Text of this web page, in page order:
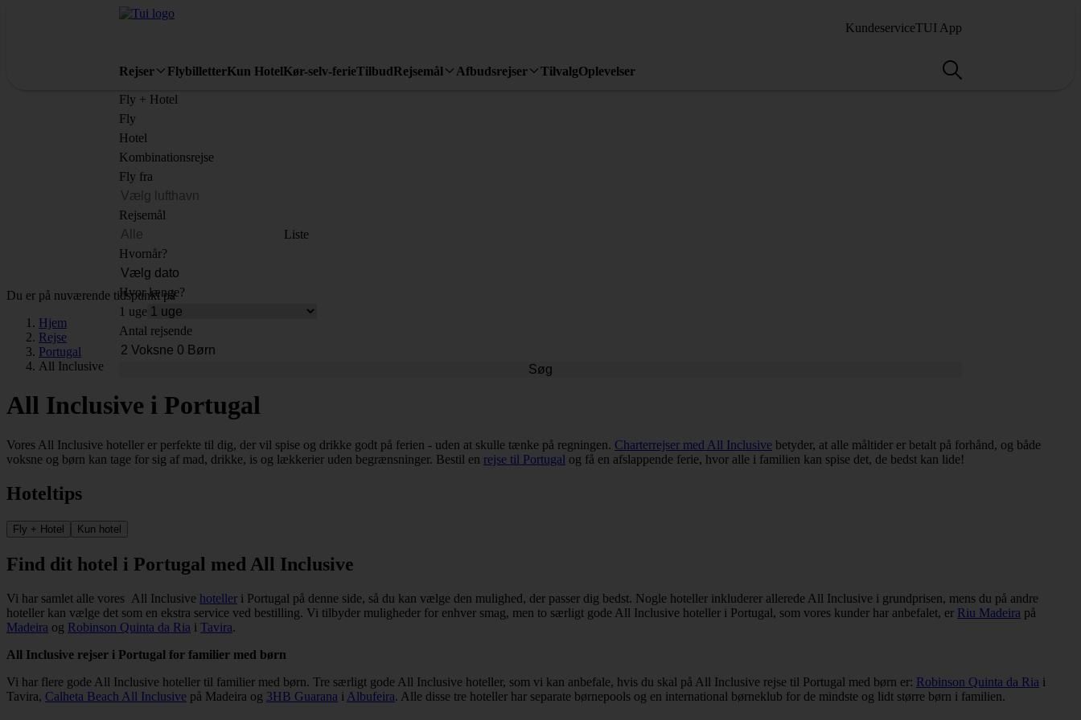
KundeserviceTUI App
Rejser FlybilletterKun HotelKør-selv-ferieTilbudRejsemål Afbudsrejser TilvalgOplevelser
Fly + Hotel
Fly
Hotel
Kombinationsrejse
Fly fra
Rejsemål
Liste
Hvornår?
Hvor længe?
1 uge
Antal rejsende
Søg
Du er på nuværende tidspunkt på
Hjem
Rejse
Portugal
All Inclusive
All Inclusive i Portugal
Vores All Inclusive hoteller er perfekte til dig, der vil spise og drikke godt på ferien - uden at skulle tænke på regningen. Charterrejser med All Inclusive betyder, at alle måltider er betalt på forhånd, og både
voksne og børn kan tage for sig af mad, drikke, is og lækkerier uden begrænsninger. Bestil en rejse til Portugal og få en afslappende ferie, hvor alle i familien kan spise det, de bedst kan lide!
Hoteltips
Fly + Hotel Kun hotel
Find dit hotel i Portugal med All Inclusive
Vi har samlet alle vores All Inclusive hoteller i Portugal på denne side, så du kan vælge den mulighed, der passer dig bedst. Nogle hoteller inkluderer allerede All Inclusive i grundprisen, mens du på andre
hoteller kan vælge det som en ekstra service ved bestilling. Vi tilbyder muligheder for enhver smag, men to særligt gode All Inclusive hoteller i Portugal, som vores kunder har anbefalet, er Riu Madeira på
Madeira og Robinson Quinta da Ria i Tavira.
All Inclusive rejser i Portugal for familier med børn
Vi har flere gode All Inclusive hoteller til familier med børn. Tre særligt gode All Inclusive hoteller, som vi kan anbefale, hvis du skal på All Inclusive rejse til Portugal med børn er: Robinson Quinta da Ria i
Tavira, Calheta Beach All Inclusive på Madeira og 3HB Guarana i Albufeira. Alle disse tre hoteller har separate børnepools og en international børneklub for de mindste og lidt større børn i familien.